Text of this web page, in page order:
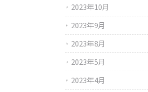
2023年10月
2023年9月
2023年8月
2023年5月
2023年4月